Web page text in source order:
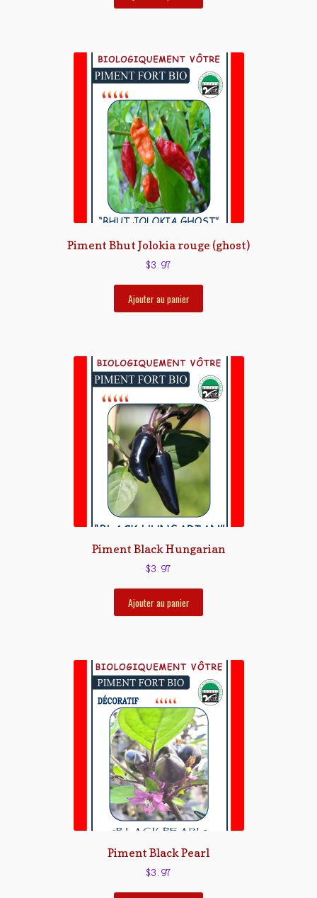
Piment Bhut Jolokia rouge (ghost)
$3.97
Ajouter au panier
Piment Black Hungarian
$3.97
Ajouter au panier
Piment Black Pearl
$3.97